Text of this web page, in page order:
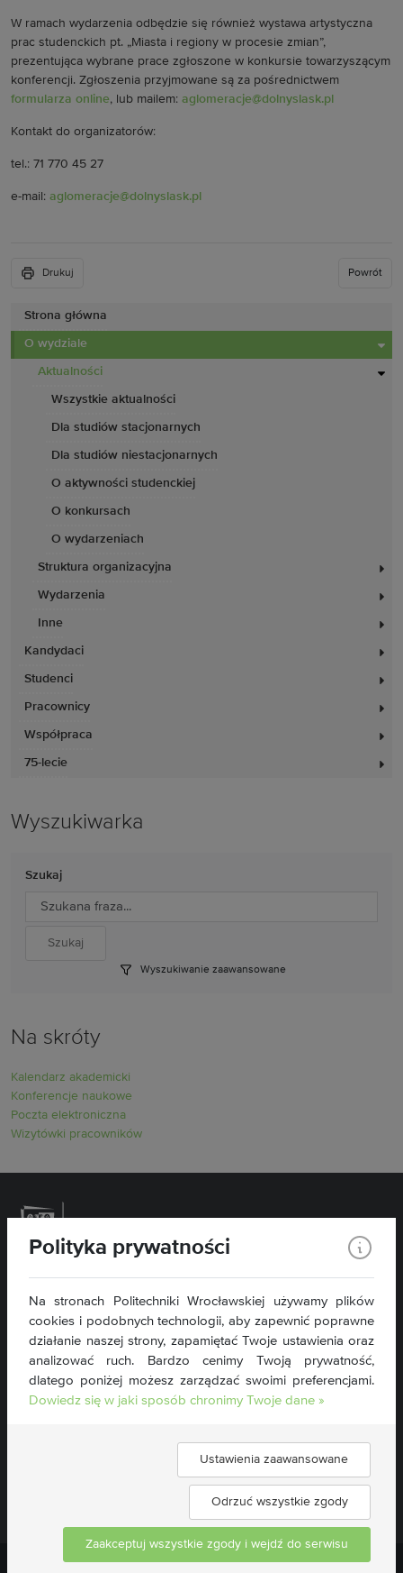
Strona główna
O wydziale
Aktualności
Wszystkie aktualności
Dla studiów stacjonarnych
Dla studiów niestacjonarnych
O aktywności studenckiej
O konkursach
O wydarzeniach
Struktura organizacyjna
Wydarzenia
Inne
Kandydaci
Studenci
Pracownicy
Współpraca
75-lecie
Wyszukiwarka
Szukaj
Wyszukiwanie zaawansowane
Na skróty
Kalendarz akademicki
Konferencje naukowe
Poczta elektroniczna
Wizytówki pracowników
W ramach wydarzenia odbędzie się również wystawa artystyczna
prac studenckich pt. „Miasta i regiony w procesie zmian”,
prezentująca wybrane prace zgłoszone w konkursie towarzyszącym
konferencji. Zgłoszenia przyjmowane są za pośrednictwem
formularza online, lub mailem: aglomeracje@dolnyslask.pl
Kontakt do organizatorów:
tel.: 71 770 45 27
e-mail: aglomeracje@dolnyslask.pl
Drukuj Powrót
Wydział Inżynierii Środowiska
Plac Grunwaldzki 13
50-377 Wrocław
tel. 71 320 46 76
wis@pwr.edu.pl
NIP: 896-000-58-51
Politechnika Wrocławska ©2026
Polityka prywatności
Na stronach Politechniki Wrocławskiej używamy plików
cookies i podobnych technologii, aby zapewnić poprawne
działanie naszej strony, zapamiętać Twoje ustawienia oraz
analizować ruch. Bardzo cenimy Twoją prywatność,
dlatego poniżej możesz zarządzać swoimi preferencjami.
Dowiedz się w jaki sposób chronimy Twoje dane »
Ustawienia zaawansowane
Odrzuć wszystkie zgody
Zaakceptuj wszystkie zgody i wejdź do serwisu